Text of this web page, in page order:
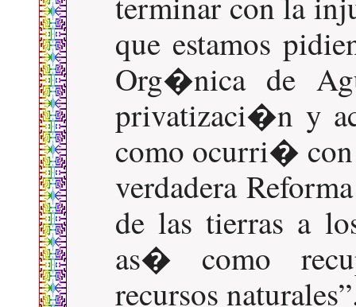
que estamos
Org�nica de
privatizaci�n y
como ocurri� con
verdadera
de las tierras a
as� como
recursos naturales